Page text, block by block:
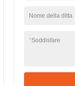
Nome della ditta
*Soddisfare